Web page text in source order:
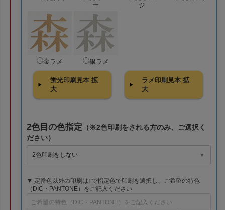
ー
ジ
金ラメ 銀ラメ
蛍光印刷見本 拡
大
ラメ印刷見本 拡
大
2色目の色指定 （※2色印刷をされる方のみ、ご選択く
ださい）
▼ 定番色以外の印刷は↑で指定色で印刷を選択し、ご希望の特色
（DIC・PANTONE）をご記入ください